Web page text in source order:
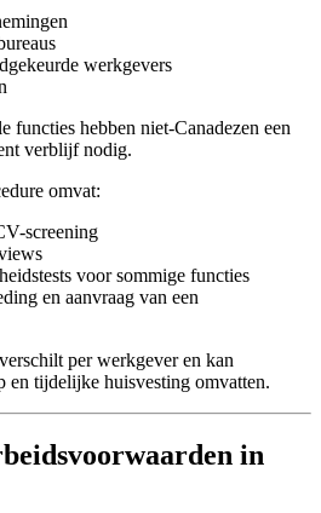
werkgevers
functies hebben niet-Canadezen een
verblijf nodig.
omvat:
screening
voor sommige functies
en aanvraag van een
per werkgever en kan
en tijdelijke huisvesting omvatten.
in